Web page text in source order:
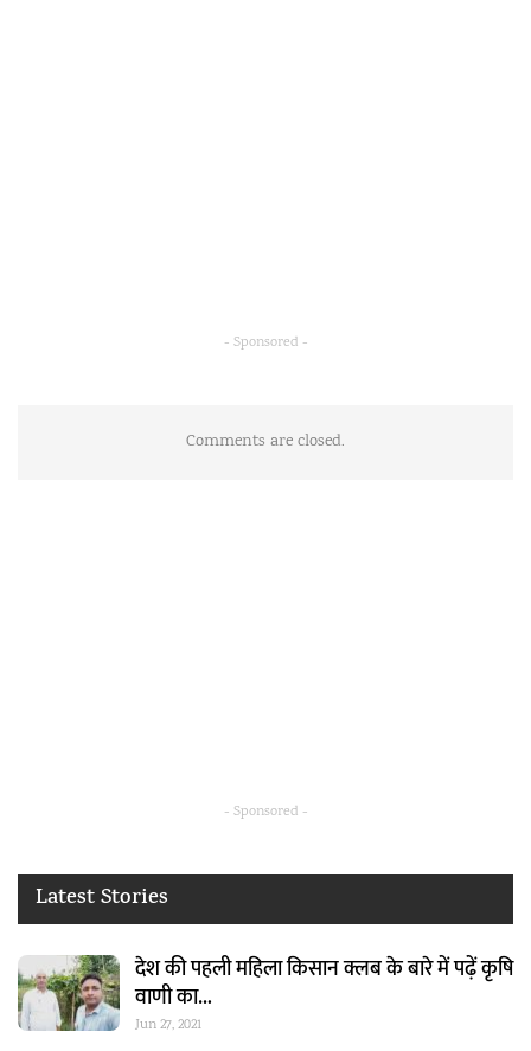
- Sponsored -
Comments are closed.
- Sponsored -
Latest Stories
देश की पहली महिला किसान क्लब के बारे में पढ़ें कृषि
वाणी का…
Jun 27, 2021